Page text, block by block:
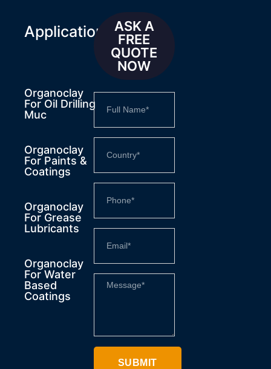
Applications
Organoclay
For Oil Drilling
Muc
Organoclay
For Paints &
Coatings
Organoclay
For Grease
Lubricants
Organoclay
For Water
Based
Coatings
ASK A
FREE
QUOTE
NOW
SUBMIT